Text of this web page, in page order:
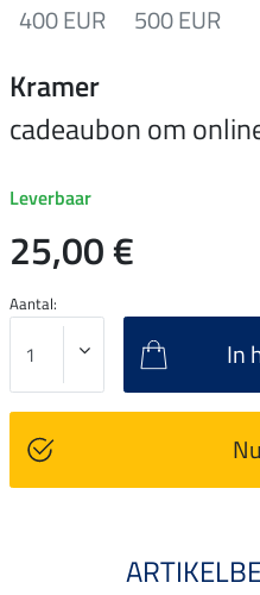
400 EUR
500 EUR
Kramer
cadeaubon om
Leverbaar
25,00 €
Aantal:
In